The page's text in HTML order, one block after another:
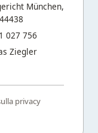
München,
027 756
Ziegler
privacy